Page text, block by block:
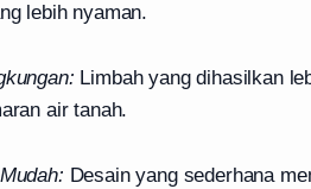
lebih nyaman.
Limbah yang dihasilkan
air tanah.
Desain yang sederhana